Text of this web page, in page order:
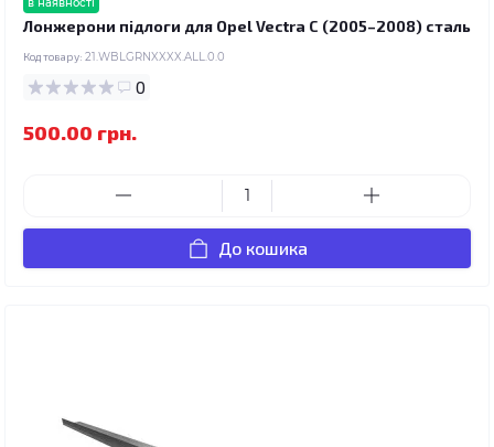
Лонжерони підлоги для Opel Vectra C (2005–2008) сталь
Код товару: 21.WBLGRNXXXX.ALL.0.0
0
500.00 грн.
До кошика